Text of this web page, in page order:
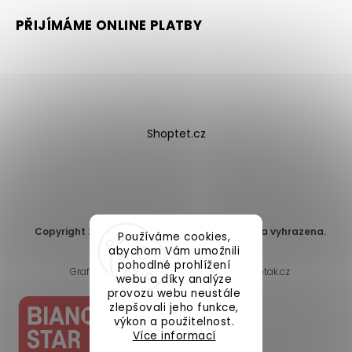
Používáme cookies,
abychom Vám umožnili
pohodlné prohlížení
webu a díky analýze
provozu webu neustále
zlepšovali jeho funkce,
výkon a použitelnost.
Více informací
PŘIJÍMÁME ONLINE PLATBY
Shoptet.cz
Copyright 2026 DomaLEP s.r.o. . Všechna práva vyhrazena.
Upravit nastavení cookies
Grafický návrh vytvořil a nakódoval
Shoptak.cz